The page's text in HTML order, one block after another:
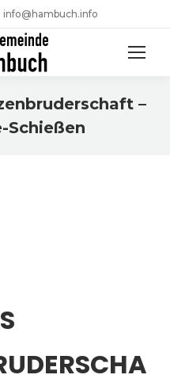
info@hambuch.info
–
Schießen